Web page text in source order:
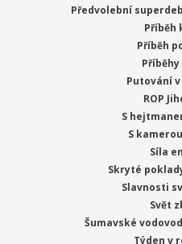
Předvolební
Příběh
Příběh
Příběhy
Putování
ROP
S
S
Síla
Skryté
Slavnosti
Svět
Šumavské
Týden v